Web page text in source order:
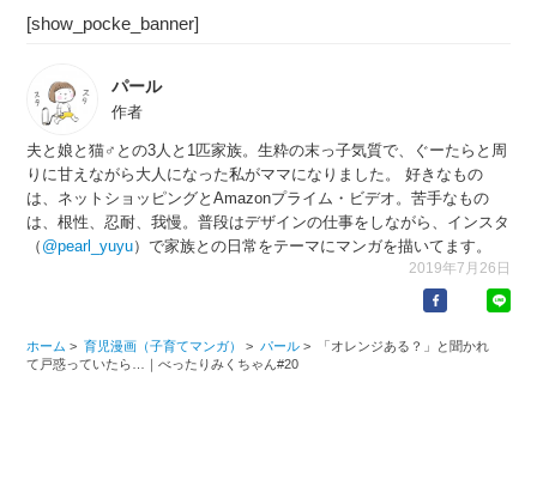
[show_pocke_banner]
パール
作者
夫と娘と猫♂との3人と1匹家族。生粋の末っ子気質で、ぐーたらと周
りに甘えながら大人になった私がママになりました。 好きなもの
は、ネットショッピングとAmazonプライム・ビデオ。苦手なもの
は、根性、忍耐、我慢。普段はデザインの仕事をしながら、インスタ
（ @pearl_yuyu）で家族との日常をテーマにマンガを描いてます。
2019年7月26日
ホーム > 育児漫画（子育てマンガ） > パール >
「オレンジある？」と聞かれ
て戸惑っていたら…｜べったりみくちゃん#20